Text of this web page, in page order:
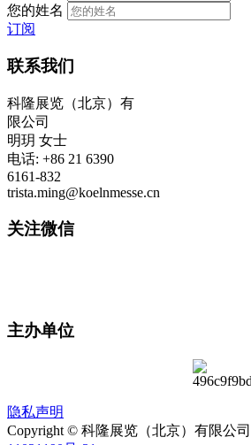
您的姓名
订阅
联系我们
科隆展览（北京）有
限公司
明玥 女士
电话: +86 21 6390
6161-832
trista.ming@koelnmesse.cn
关注微信
主办单位
隐私声明
Copyright © 科隆展览（北京）有限公